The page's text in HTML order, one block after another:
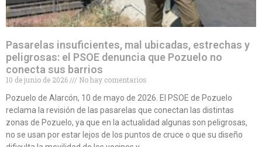
Pasarelas insuficientes, mal ubicadas, estrechas y
peligrosas: el PSOE denuncia que Pozuelo no
conecta sus barrios
10 de junio de 2026
No hay comentarios
Pozuelo de Alarcón, 10 de mayo de 2026. El PSOE de Pozuelo
reclama la revisión de las pasarelas que conectan las distintas
zonas de Pozuelo, ya que en la actualidad algunas son peligrosas,
no se usan por estar lejos de los puntos de cruce o que su diseño